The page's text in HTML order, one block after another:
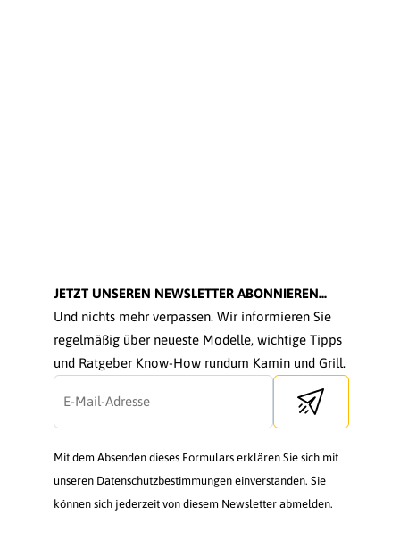
JETZT UNSEREN NEWSLETTER ABONNIEREN...
Und nichts mehr verpassen. Wir informieren Sie
regelmäßig über neueste Modelle, wichtige Tipps
und Ratgeber Know-How rundum Kamin und Grill.
Send newsletter
Mit dem Absenden dieses Formulars erklären Sie sich mit
unseren Datenschutzbestimmungen einverstanden. Sie
können sich jederzeit von diesem Newsletter abmelden.